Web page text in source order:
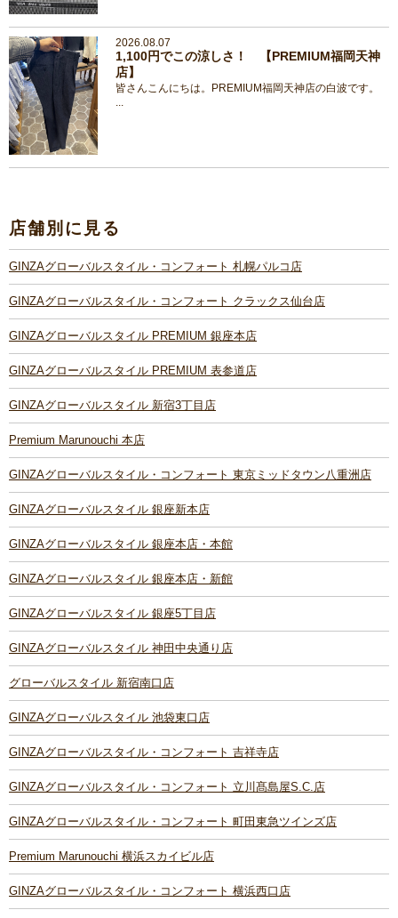
2026.08.07
1,100円でこの涼しさ！ 【PREMIUM福岡天神
店】
皆さんこんにちは。PREMIUM福岡天神店の白波です。
...
店舗別に見る
GINZAグローバルスタイル・コンフォート 札幌パルコ店
GINZAグローバルスタイル・コンフォート クラックス仙台店
GINZAグローバルスタイル PREMIUM 銀座本店
GINZAグローバルスタイル PREMIUM 表参道店
GINZAグローバルスタイル 新宿3丁目店
Premium Marunouchi 本店
GINZAグローバルスタイル・コンフォート 東京ミッドタウン八重洲店
GINZAグローバルスタイル 銀座新本店
GINZAグローバルスタイル 銀座本店・本館
GINZAグローバルスタイル 銀座本店・新館
GINZAグローバルスタイル 銀座5丁目店
GINZAグローバルスタイル 神田中央通り店
グローバルスタイル 新宿南口店
GINZAグローバルスタイル 池袋東口店
GINZAグローバルスタイル・コンフォート 吉祥寺店
GINZAグローバルスタイル・コンフォート 立川髙島屋S.C.店
GINZAグローバルスタイル・コンフォート 町田東急ツインズ店
Premium Marunouchi 横浜スカイビル店
GINZAグローバルスタイル・コンフォート 横浜西口店